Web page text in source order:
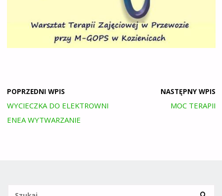
POPRZEDNI WPIS
WYCIECZKA DO ELEKTROWNI
ENEA WYTWARZANIE
NASTĘPNY WPIS
MOC TERAPII